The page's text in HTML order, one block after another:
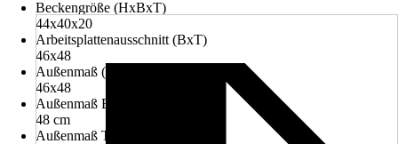
Beckengröße (HxBxT)
44x40x20
Arbeitsplattenausschnitt (BxT)
46x48
Außenmaß (BxT)
46x48
Außenmaß Breite
48 cm
Außenmaß Tiefe